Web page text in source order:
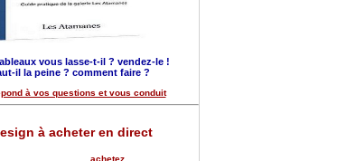
vous lasse-t-il ? vendez-le !
il la peine ? comment faire ?
à vos questions et vous conduit
à acheter en direct
achetez